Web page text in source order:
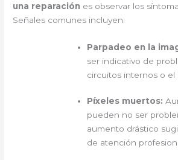
una reparación es observar los
Señales comunes incluyen:
Parpadeo en la
ser indicativo de
circuitos internos o el
Píxeles muertos:
pueden no ser
aumento drástico
de atención